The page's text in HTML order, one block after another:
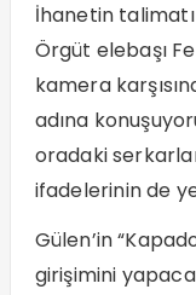
İhanetin
Örgüt elebaşı
kamera
adına
oradaki
ifadelerinin de
Gülen’in
girişimini